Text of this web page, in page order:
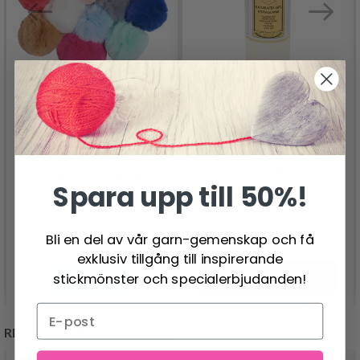
HOBBYARTS
24.95 SEK
Se produkt
LATEX 500 ML
GUMMIMJÖLK VIT
148.00 SEK169.00 SEK
Lägg till varukorgen
REKOMMENDERAS FÖR DIG
Spara upp till 50%!
Bli en del av vår garn-gemenskap och få
exklusiv tillgång till inspirerande
stickmönster och specialerbjudanden!